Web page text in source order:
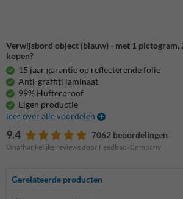
Verwijsbord object (blauw) - met 1 pictogram,
kopen?
15 jaar garantie op reflecterende folie
Anti-graffiti laminaat
99% Hufterproof
Eigen productie
lees over alle voordelen
9.4 7062 beoordelingen
Onafhankelijke reviews door FeedbackCompany
Gerelateerde producten